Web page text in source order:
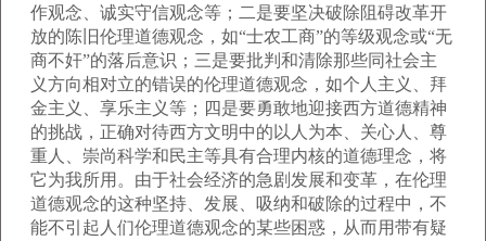
作观念、诚实守信观念等；二是要坚决破除阻碍改革开
放的陈旧伦理道德观念，如“士农工商”的等级观念或“无
商不奸”的落后意识；三是要批判和清除那些同社会主
义方向相对立的错误的伦理道德观念，如个人主义、拜
金主义、享乐主义等；四是要勇敢地迎接西方道德精神
的挑战，正确对待西方文明中的以人为本、关心人、尊
重人、崇尚科学和民主等具有合理内核的道德理念，将
它为我所用。由于社会经济的急剧发展和变革，在伦理
道德观念的这种坚持、发展、吸纳和破除的过程中，不
能不引起人们伦理道德观念的某些困惑，从而用带有疑